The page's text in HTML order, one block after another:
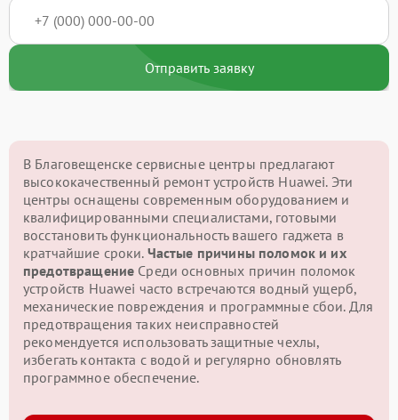
Отправить заявку
В Благовещенске сервисные центры предлагают
высококачественный ремонт устройств Huawei. Эти
центры оснащены современным оборудованием и
квалифицированными специалистами, готовыми
восстановить функциональность вашего гаджета в
кратчайшие сроки. Частые причины поломок и их
предотвращение Среди основных причин поломок
устройств Huawei часто встречаются водный ущерб,
механические повреждения и программные сбои. Для
предотвращения таких неисправностей
рекомендуется использовать защитные чехлы,
избегать контакта с водой и регулярно обновлять
программное обеспечение.